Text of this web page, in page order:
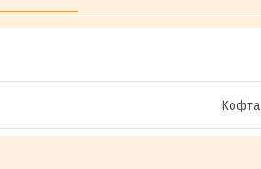
Кофта